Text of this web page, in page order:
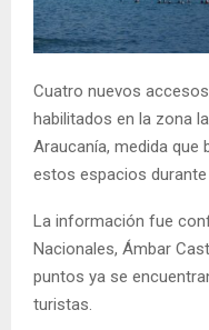
E
N
U
Cuatro nuevos
habilitados en la zona
Araucanía, medida que
estos espacios
La información fue
Nacionales, Ámbar
puntos ya se
turistas.